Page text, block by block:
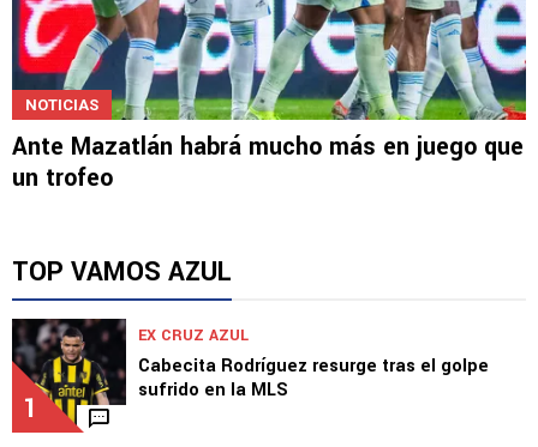
Ante Mazatlán habrá mucho más en juego que
un trofeo
TOP VAMOS AZUL